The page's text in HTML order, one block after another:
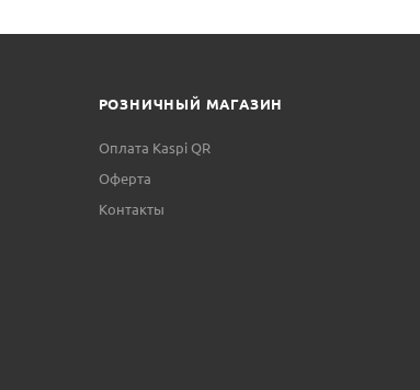
РОЗНИЧНЫЙ МАГАЗИН
Оплата Kaspi QR
Оферта
Контакты